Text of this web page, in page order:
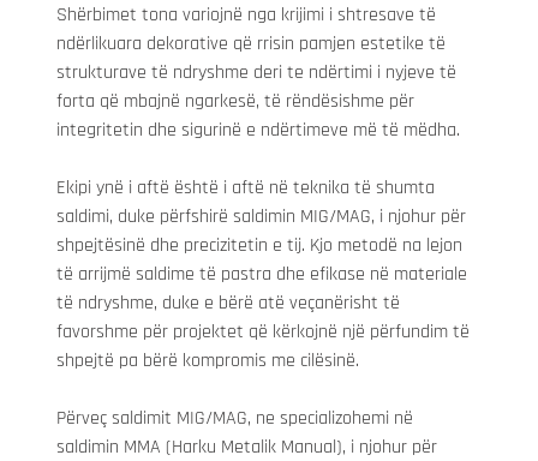
Shërbimet tona variojnë nga krijimi i shtresave të
ndërlikuara dekorative që rrisin pamjen estetike të
strukturave të ndryshme deri te ndërtimi i nyjeve të
forta që mbajnë ngarkesë, të rëndësishme për
integritetin dhe sigurinë e ndërtimeve më të mëdha.
Ekipi ynë i aftë është i aftë në teknika të shumta
saldimi, duke përfshirë saldimin MIG/MAG, i njohur për
shpejtësinë dhe precizitetin e tij. Kjo metodë na lejon
të arrijmë saldime të pastra dhe efikase në materiale
të ndryshme, duke e bërë atë veçanërisht të
favorshme për projektet që kërkojnë një përfundim të
shpejtë pa bërë kompromis me cilësinë.
Përveç saldimit MIG/MAG, ne specializohemi në
saldimin MMA (Harku Metalik Manual), i njohur për